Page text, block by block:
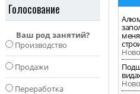
Голосование
Ваш род занятий?
Производство
Продажи
Переработка